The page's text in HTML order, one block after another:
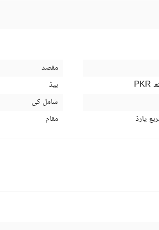
PKR
مقصد
بیڈ
شامل کی
مقام